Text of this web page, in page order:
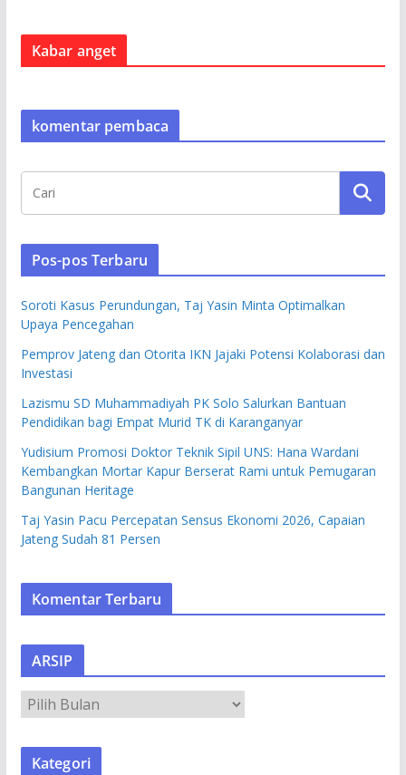
Kabar anget
komentar pembaca
Pos-pos Terbaru
Soroti Kasus Perundungan, Taj Yasin Minta Optimalkan
Upaya Pencegahan
Pemprov Jateng dan Otorita IKN Jajaki Potensi Kolaborasi dan
Investasi
Lazismu SD Muhammadiyah PK Solo Salurkan Bantuan
Pendidikan bagi Empat Murid TK di Karanganyar
Yudisium Promosi Doktor Teknik Sipil UNS: Hana Wardani
Kembangkan Mortar Kapur Berserat Rami untuk Pemugaran
Bangunan Heritage
Taj Yasin Pacu Percepatan Sensus Ekonomi 2026, Capaian
Jateng Sudah 81 Persen
Komentar Terbaru
ARSIP
R
S
Kategori